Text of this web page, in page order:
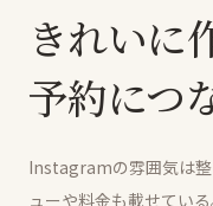
きれいに
予約につ
Instagramの雰囲気は整
ューや料金も載せている